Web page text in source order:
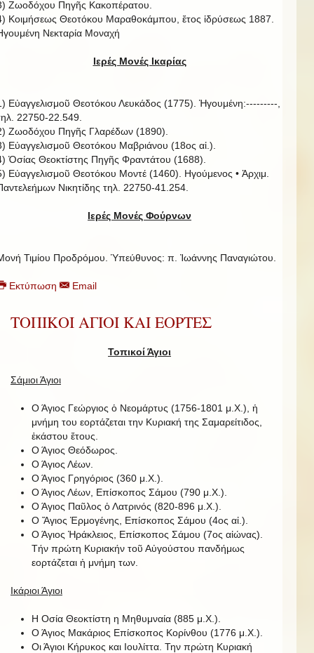
Ζωοδόχου Πηγῆς Κακοπέρατου.
Κοιμήσεως Θεοτόκου Μαραθοκάμπου, ἔτος ἱδρύσεως 1887.
Νεκταρία Μοναχή
Ιερές Μονές Ικαρίας
Εὐαγγελισμοῦ Θεοτόκου Λευκάδος (1775). Ἡγουμένη:---------,
22750-22.549.
Ζωοδόχου Πηγῆς Γλαρέδων (1890).
Εὐαγγελισμοῦ Θεοτόκου Μαβριάνου (18ος αἰ.).
Ὁσίας Θεοκτίστης Πηγῆς Φραντάτου (1688).
Εὐαγγελισμοῦ Θεοτόκου Μοντέ (1460). Ηγούμενος • Ἀρχιμ.
Νικητίδης τηλ. 22750-41.254.
Ιερές Μονές Φούρνων
Τιμίου Προδρόμου. Ὑπεύθυνος: π. Ἰωάννης Παναγιώτου.
Εκτύπωση Email
ΤΟΠΙΚΟΙ ΑΓΙΟΙ ΚΑΙ ΕΟΡΤΕΣ
Τοπικοί Άγιοι
Σάμιοι Άγιοι
Ο Άγιος Γεώργιος ὁ Νεομάρτυς (1756-1801 μ.Χ.), ἡ
μνήμη του εορτάζεται την Κυριακή της Σαμαρείτιδος,
ἑκάστου ἔτους.
Ο Άγιος Θεόδωρος.
Ο Άγιος Λέων.
Ο Άγιος Γρηγόριος (360 μ.Χ.).
Ο Άγιος Λέων, Επίσκοπος Σάμου (790 μ.Χ.).
Ο Άγιος Παῦλος ὁ Λατρινός (820-896 μ.Χ.).
Ο Ἅγιος Ἑρμογένης, Επίσκοπος Σάμου (4ος αἰ.).
Ο Άγιος Ἡράκλειος, Επίσκοπος Σάμου (7ος αἰώνας).
Τήν πρώτη Κυριακήν τοῦ Αὐγούστου πανδήμως
εορτάζεται ἡ μνήμη των.
Ικάριοι Άγιοι
Η Οσία Θεοκτίστη η Μηθυμναία (885 μ.Χ.).
Ο Άγιος Μακάριος Επίσκοπος Κορίνθου (1776 μ.Χ.).
Οι Άγιοι Κήρυκος και Ιουλίττα. Την πρώτη Κυριακή